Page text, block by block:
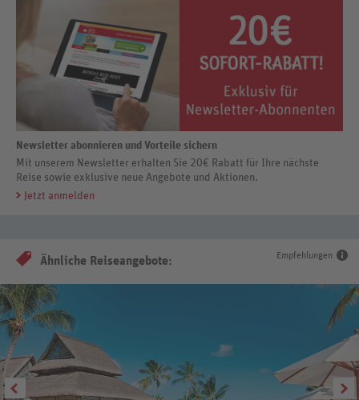
Newsletter abonnieren und Vorteile sichern
Mit unserem Newsletter erhalten Sie 20€ Rabatt für Ihre nächste
Reise sowie exklusive neue Angebote und Aktionen.
Jetzt anmelden
Empfehlungen
Ähnliche Reiseangebote: